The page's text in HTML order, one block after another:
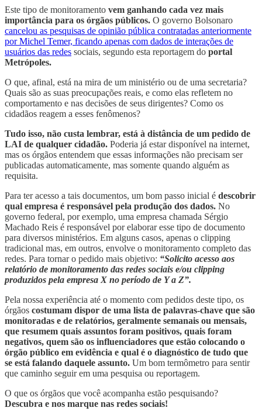
Este tipo de monitoramento vem ganhando cada vez mais
importância para os órgãos públicos. O governo Bolsonaro
cancelou as pesquisas de opinião pública contratadas anteriormente
por Michel Temer, ficando apenas com dados de interações de
usuários das redes sociais, segundo esta reportagem do portal
Metrópoles.
O que, afinal, está na mira de um ministério ou de uma secretaria?
Quais são as suas preocupações reais, e como elas refletem no
comportamento e nas decisões de seus dirigentes? Como os
cidadãos reagem a esses fenômenos?
Tudo isso, não custa lembrar, está à distância de um pedido de
LAI de qualquer cidadão. Poderia já estar disponível na internet,
mas os órgãos entendem que essas informações não precisam ser
publicadas automaticamente, mas somente quando alguém as
requisita.
Para ter acesso a tais documentos, um bom passo inicial é descobrir
qual empresa é responsável pela produção dos dados. No
governo federal, por exemplo, uma empresa chamada Sérgio
Machado Reis é responsável por elaborar esse tipo de documento
para diversos ministérios. Em alguns casos, apenas o clipping
tradicional mas, em outros, envolve o monitoramento completo das
redes. Para tornar o pedido mais objetivo: “Solicito acesso aos
relatório de monitoramento das redes sociais e/ou clipping
produzidos pela empresa X no período de Y a Z”.
Pela nossa experiência até o momento com pedidos deste tipo, os
órgãos costumam dispor de uma lista de palavras-chave que são
monitoradas e de relatórios, geralmente semanais ou mensais,
que resumem quais assuntos foram positivos, quais foram
negativos, quem são os influenciadores que estão colocando o
órgão público em evidência e qual é o diagnóstico de tudo que
se está falando daquele assunto. Um bom termômetro para sentir
que caminho seguir em uma pesquisa ou reportagem.
O que os órgãos que você acompanha estão pesquisando?
Descubra e nos marque nas redes sociais!